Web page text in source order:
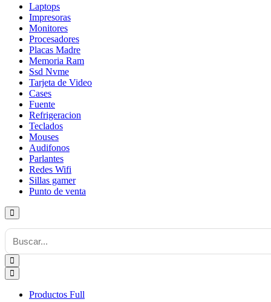
Laptops
Impresoras
Monitores
Procesadores
Placas Madre
Memoria Ram
Ssd Nvme
Tarjeta de Video
Cases
Fuente
Refrigeracion
Teclados
Mouses
Audifonos
Parlantes
Redes Wifi
Sillas gamer
Punto de venta
Productos Full